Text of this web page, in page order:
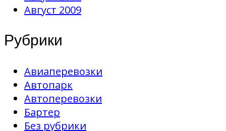
Август 2009
Рубрики
Авиаперевозки
Автопарк
Автоперевозки
Бартер
Без рубрики